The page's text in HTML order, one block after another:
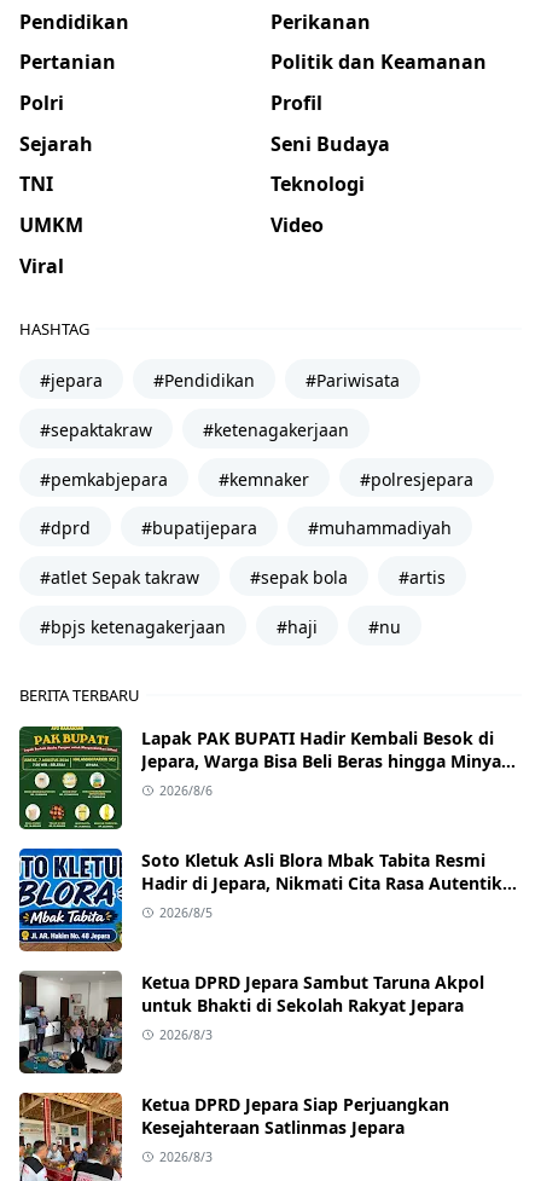
Pendidikan
Perikanan
Pertanian
Politik dan Keamanan
Polri
Profil
Sejarah
Seni Budaya
TNI
Teknologi
UMKM
Video
Viral
HASHTAG
#jepara #Pendidikan #Pariwisata
#sepaktakraw #ketenagakerjaan
#pemkabjepara #kemnaker #polresjepara
#dprd #bupatijepara #muhammadiyah
#atlet Sepak takraw #sepak bola #artis
#bpjs ketenagakerjaan #haji #nu
BERITA TERBARU
Lapak PAK BUPATI Hadir Kembali Besok di
Jepara, Warga Bisa Beli Beras hingga Minyak
Goreng dengan Harga Terjangkau
2026/8/6
Soto Kletuk Asli Blora Mbak Tabita Resmi
Hadir di Jepara, Nikmati Cita Rasa Autentik
Mulai Rp10 Ribu
2026/8/5
Ketua DPRD Jepara Sambut Taruna Akpol
untuk Bhakti di Sekolah Rakyat Jepara
2026/8/3
Ketua DPRD Jepara Siap Perjuangkan
Kesejahteraan Satlinmas Jepara
2026/8/3